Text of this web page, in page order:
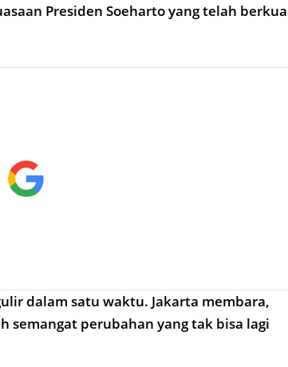
Presiden Soeharto yang telah
dalam satu waktu. Jakarta membara,
semangat perubahan yang tak bisa lagi